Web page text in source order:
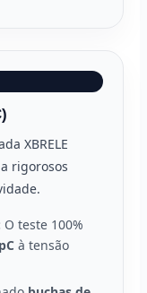
XBRELE
rigorosos
O teste 100%
à tensão